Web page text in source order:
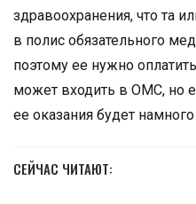
здравоохранения, что та
в полис обязательного
поэтому ее нужно
может входить в ОМС, но
ее оказания будет
СЕЙЧАС ЧИТАЮТ: